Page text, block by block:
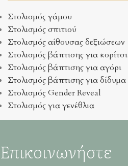
Στολισμός γάμου
Στολισμός σπιτιού
Στολισμός αίθουσας δεξιώσεων
Στολισμός βάπτισης για κορίτσι
Στολισμός βάπτισης για αγόρι
Στολισμός βάπτισης για δίδυμα
Στολισμός Gender Reveal
Στολισμός για γενέθλια
Επικοινωνήστε